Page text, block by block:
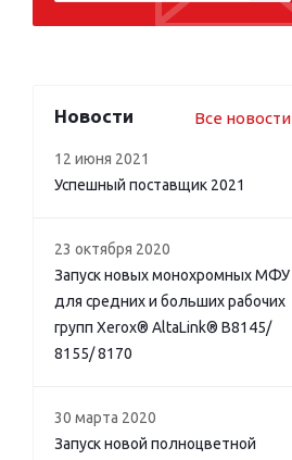
Новости Все новости
12 июня 2021
Успешный поставщик 2021
23 октября 2020
Запуск новых монохромных МФУ
для средних и больших рабочих
групп Xerox® AltaLink® B8145/
8155/ 8170
30 марта 2020
Запуск новой полноцветной